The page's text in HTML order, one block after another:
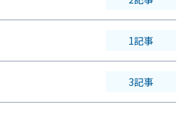
1記事
3記事